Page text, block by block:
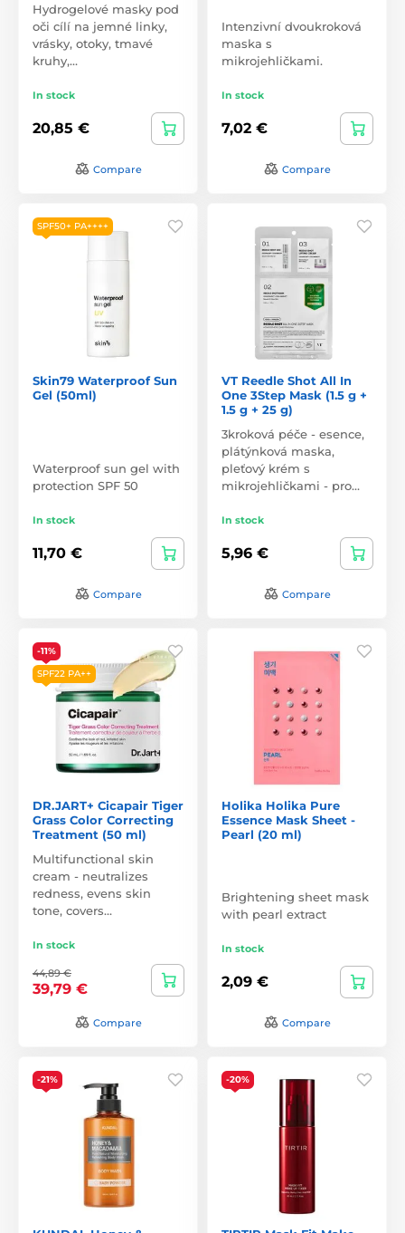
Hydrogelové masky pod
oči cílí na jemné linky,
vrásky, otoky, tmavé
kruhy,…
In stock
20,85 €
Compare
Intenzivní dvoukroková
maska s
mikrojehličkami.
In stock
7,02 €
Compare
SPF50+ PA++++
Skin79 Waterproof Sun
Gel (50ml)
Waterproof sun gel with
protection SPF 50
In stock
11,70 €
Compare
VT Reedle Shot All In
One 3Step Mask (1.5 g +
1.5 g + 25 g)
3kroková péče - esence,
plátýnková maska,
pleťový krém s
mikrojehličkami - pro…
In stock
5,96 €
Compare
-11%
SPF22 PA++
DR.JART+ Cicapair Tiger
Grass Color Correcting
Treatment (50 ml)
Multifunctional skin
cream - neutralizes
redness, evens skin
tone, covers…
In stock
44,89 €
39,79 €
Compare
Holika Holika Pure
Essence Mask Sheet -
Pearl (20 ml)
Brightening sheet mask
with pearl extract
In stock
2,09 €
Compare
-21% -20%